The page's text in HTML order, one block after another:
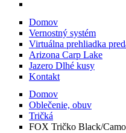
Domov
Vernostný systém
Virtuálna prehliadka
Arizona Carp Lake
Jazero Dlhé kusy
Kontakt
Domov
Oblečenie, obuv
Tričká
FOX Tričko Black/